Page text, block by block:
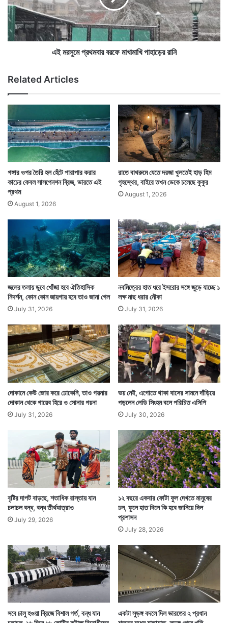
কারারক্ষীরা তাকে পরীক্ষা করতে যান। তখনই সঙ্গে থাকা মোবাইল
ফোনটি কোথাও লুকোতে না পেরে সে সটান গিলে ফেলে।
হয়। তাকে দীনদয়াল হাসপাতালে নিয়ে যাওয়া হয়। সেখানে
আপাতত সুস্থ থাকলেও তার পেটেই রয়েছে মোবাইল ফোনটি।
সেটি কীভাবে বার করা যায় তা নিয়ে চিন্তাভাবনা করছেন
চিকিৎসকেরা।
তিহারের সুরক্ষা বন্দোবস্তকে ঢেলে সাজাতে বেশকিছু পদক্ষেপও নিচ্ছে
কর্তৃপক্ষ। সেখানে ২টি এক্স-রে নির্ভর মানবশরীর স্ক্যান করার যন্ত্র
বসানো হচ্ছে।
স
দ্যো
জা
ত
নি
য়ে
পা
ল
ম
হি
মে
প্র
থ
ম
র
ফে
মা
মা
খি
পা
ড়ে
র
রা
নি
এই মরসুমে প্রথমবার বরফে মাখামাখি পাহাড়ের রানি
Related Articles
গঙ্গার ওপর তৈরি হল হেঁটে পারাপার করার
কাচের কেবল সাসপেনশন ব্রিজ, ভারতে এই
প্রথম
August 1, 2026
রাতে বাথরুমে যেতে দরজা খুলতেই হাড় হিম
গৃহস্থের, বাইরে তখন ডেকে চলেছে কুকুর
August 1, 2026
জলের তলায় ডুবে খোঁজা হবে ঐতিহাসিক
নিদর্শন, কোন কোন জায়গায় হবে তাও জানা গেল
July 31, 2026
নবমিত্রের হাত ধরে ইসরোর সঙ্গে জুড়ে যাচ্ছে ১
লক্ষ মাছ ধরার নৌকা
July 31, 2026
দোকানে কেউ জোর করে ঢোকেনি, তাও গয়নার
দোকান থেকে গায়েব হিরে ও সোনার গয়না
July 31, 2026
ভয় নেই, এগোতে থাকা বাসের সামনে দাঁড়িয়ে
পড়লেন লেডি সিংহম বলে পরিচিত এসিপি
July 30, 2026
বৃষ্টির দাপট বাড়ছে, শতাধিক রাস্তায় যান
চলাচল বন্ধ, বন্ধ তীর্থযাত্রাও
July 29, 2026
১২ বছরে একবার ফোটা ফুল দেখতে মানুষের
ঢল, ফুলে হাত দিলে কি হবে জানিয়ে দিল
প্রশাসন
July 28, 2026
সবে চালু হওয়া ব্রিজে বিশাল গর্ত, বন্ধ যান
একটা সুড়ঙ্গ বদলে দিল ভারতের ২ প্রধান